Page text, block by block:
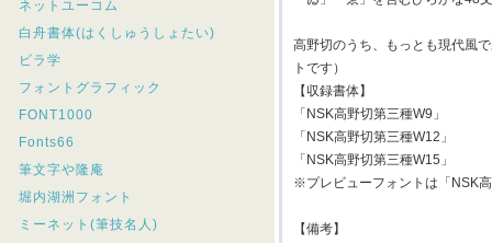
ネットユーコム
白舟書体(はくしゅうしょたい)
ビラ学
フォントグラフィック
FONT1000
Fonts66
筆文字や隆庵
堀内湖洲フォント
ミーネット(筆技名人)
高野切のうち、もっとも現代風
トです）
【収録書体】
「NSK高野切第三種W9」
「NSK高野切第三種W12」
「NSK高野切第三種W15」
※プレビューフォントは「NSK
【備考】